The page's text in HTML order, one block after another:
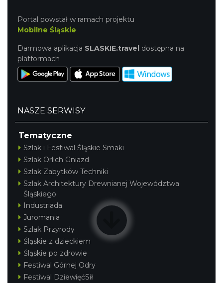
Portal powstał w ramach projektu
Mobilne Śląskie
Darmowa aplikacja SLASKIE.travel dostępna na
platformach
NASZE SERWISY
Tematyczne
Szlak i Festiwal Śląskie Smaki
Szlak Orlich Gniazd
Szlak Zabytków Techniki
Szlak Architektury Drewnianej Województwa
Śląskiego
Industriada
Juromania
Szlak Przyrody
Śląskie z dzieckiem
Śląskie po zdrowie
Festiwal Górnej Odry
Festiwal DziewięćSił